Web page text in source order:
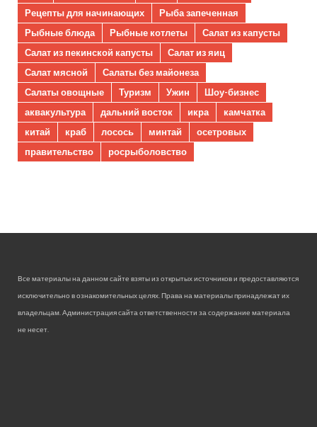
Рецепты для начинающих
Рыба запеченная
Рыбные блюда
Рыбные котлеты
Салат из капусты
Салат из пекинской капусты
Салат из яиц
Салат мясной
Салаты без майонеза
Салаты овощные
Туризм Ужин
Шоу-бизнес
аквакультура
дальний восток икра
камчатка
китай
краб лосось минтай
осетровых
правительство
росрыболовство
Все материалы на данном сайте взяты из открытых источников и предоставляются
исключительно в ознакомительных целях. Права на материалы принадлежат их
владельцам. Администрация сайта ответственности за содержание материала
не несет.